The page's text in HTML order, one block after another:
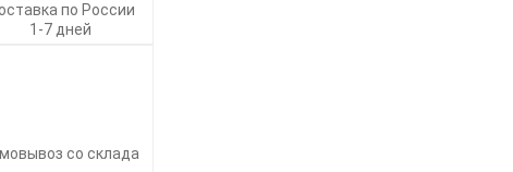
по России
1-7 дней
со склада